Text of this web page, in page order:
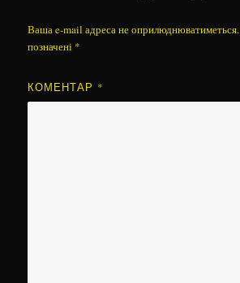
Ваша e-mail адреса не оприлюднюватиметься.
позначені *
КОМЕНТАР *